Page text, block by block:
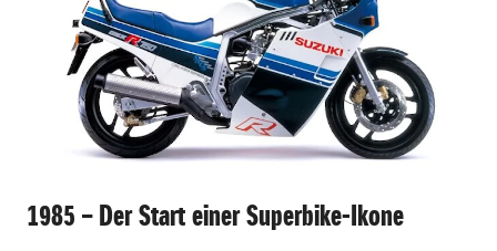
1985 – Der Start einer Superbike-Ikone